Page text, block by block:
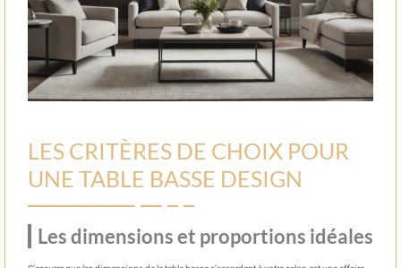
LES CRITÈRES DE CHOIX POUR
UNE TABLE BASSE DESIGN
Les dimensions et proportions idéales